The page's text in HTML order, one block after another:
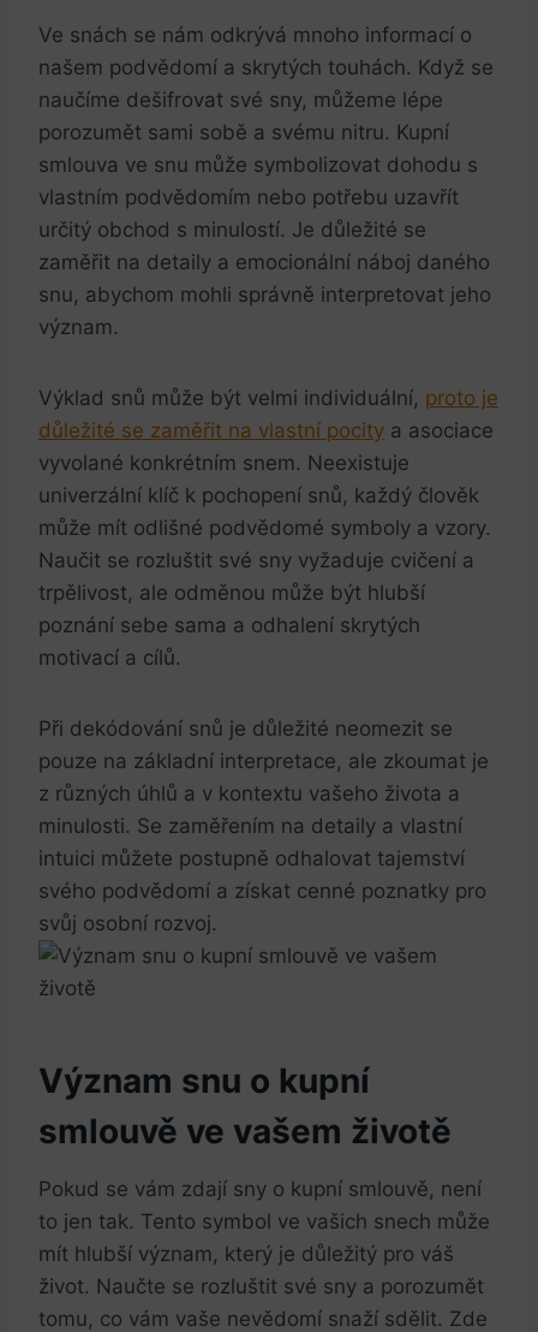
Ve snách se nám odkrývá mnoho informací o
našem podvědomí a skrytých touhách. Když se
naučíme dešifrovat své sny, můžeme lépe
porozumět sami sobě a svému nitru. Kupní
smlouva ve snu může symbolizovat dohodu s
vlastním podvědomím nebo potřebu uzavřít
určitý obchod s minulostí. Je důležité se
zaměřit na detaily a emocionální náboj daného
snu, abychom mohli správně interpretovat jeho
význam.
Výklad snů může být velmi individuální, proto je
důležité se zaměřit na vlastní pocity a asociace
vyvolané konkrétním snem. Neexistuje
univerzální klíč k pochopení snů, každý člověk
může mít odlišné podvědomé symboly a vzory.
Naučit se rozluštit své sny vyžaduje cvičení a
trpělivost, ale odměnou může být hlubší
poznání sebe sama a odhalení skrytých
motivací a cílů.
Při dekódování snů je důležité neomezit se
pouze na základní interpretace, ale zkoumat je
z různých úhlů a v kontextu vašeho života a
minulosti. Se zaměřením na detaily a vlastní
intuici můžete postupně odhalovat tajemství
svého podvědomí a získat cenné poznatky pro
svůj osobní rozvoj.
Význam snu o kupní
smlouvě ve vašem životě
Pokud se vám zdají sny o kupní smlouvě, není
to jen tak. Tento symbol ve vašich snech může
mít hlubší význam, který je důležitý pro váš
život. Naučte se rozluštit své sny a porozumět
tomu, co vám vaše nevědomí snaží sdělit. Zde